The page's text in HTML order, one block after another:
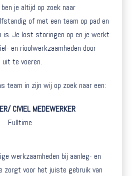
je altijd op zoek naar
of met een team op pad en
is. Je lost storingen op en je werkt
en rioolwerkzaamheden door
uit te voeren.
team in zijn wij op zoek naar een:
CIVIEL MEDEWERKER
Fulltime
werkzaamheden bij aanleg- en
zorgt voor het juiste gebruik van